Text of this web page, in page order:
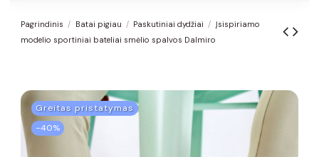
Pagrindinis Batai pigiau Paskutiniai dydžiai
Įsispiriamo
modelio sportiniai bateliai smėlio spalvos Dalmiro
Greitas pristatymas
−40%